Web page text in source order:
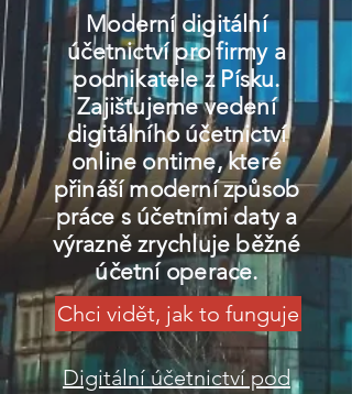
Moderní digitální
účetnictví pro firmy a
podnikatele z Písku.
Zajišťujeme vedení
digitálního účetnictví
online ontime, které
přináší moderní způsob
práce s účetními daty a
výrazně zrychluje běžné
účetní operace.
Chci vidět, jak to funguje
Digitální účetnictví pod